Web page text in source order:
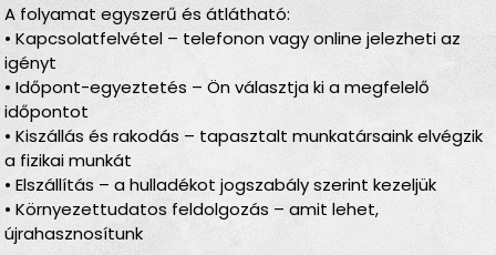
A folyamat egyszerű és átlátható:
• Kapcsolatfelvétel – telefonon vagy online jelezheti az
igényt
• Időpont-egyeztetés – Ön választja ki a megfelelő
időpontot
• Kiszállás és rakodás – tapasztalt munkatársaink elvégzik
a fizikai munkát
• Elszállítás – a hulladékot jogszabály szerint kezeljük
• Környezettudatos feldolgozás – amit lehet,
újrahasznosítunk